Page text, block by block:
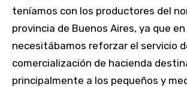
teníamos con los productores del
provincia de Buenos Aires, ya que
necesitábamos reforzar el servicio
comercialización de hacienda
principalmente a los pequeños y